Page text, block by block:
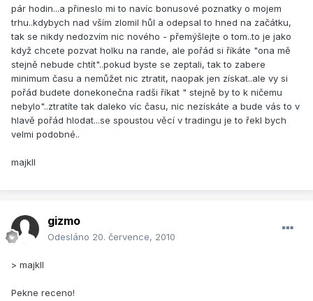
pár hodin...a přineslo mi to navíc bonusové poznatky o mojem
trhu..kdybych nad vším zlomil hůl a odepsal to hned na začátku,
tak se nikdy nedozvím nic nového - přemýšlejte o tom..to je jako
když chcete pozvat holku na rande, ale pořád si říkáte "ona mě
stejně nebude chtít"..pokud byste se zeptali, tak to zabere
minimum času a nemůžet nic ztratit, naopak jen získat..ale vy si
pořád budete donekonečna radši říkat " stejně by to k ničemu
nebylo"..ztratíte tak daleko víc času, nic nezískáte a bude vás to v
hlavě pořád hlodat...se spoustou věcí v tradingu je to řekl bych
velmi podobné..
majkll
gizmo
Odesláno 20. července, 2010
> majkll
Pekne receno!